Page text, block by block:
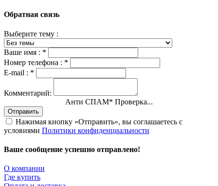
Обратная связь
Выберите тему :
Ваше имя : *
Номер телефона : *
E-mail : *
Комментарий:
Анти СПАМ* Проверка...
Отправить
Нажимая кнопку «Отправить», вы соглашаетесь с
условиями Политики конфиденциальности
Ваше сообщение успешно отправлено!
О компании
Где купить